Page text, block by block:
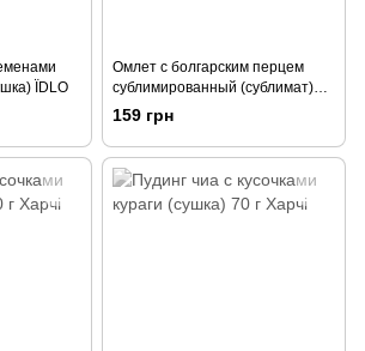
ЇDLO
Омлет с болгарским перцем
сублимированный (сублимат)
ЇDLO
159 грн